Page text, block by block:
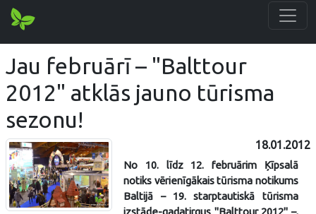
Jau februārī – "Balttour
2012" atklās jauno tūrisma
sezonu!
18.01.2012
No 10. līdz 12. februārim Ķīpsalā
notiks vērienīgākais tūrisma notikums
Baltijā – 19. starptautiskā tūrisma
izstāde-gadatirgus "Balttour 2012" –,